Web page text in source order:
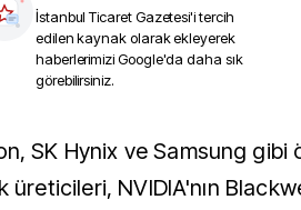
İstanbul Ticaret Gazetesi'i tercih
edilen kaynak olarak ekleyerek
haberlerimizi Google'da daha sık
görebilirsiniz.
üreticileri, NVIDIA'nın